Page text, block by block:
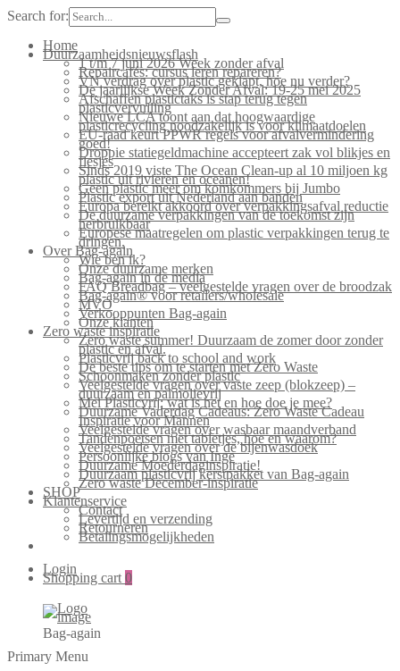
Search for:
Home
Duurzaamheidsnieuwsflash
1 t/m 7 juni 2026 Week zonder afval
Repaircafés: cursus leren repareren?
VN verdrag over plastic geklapt, hoe nu verder?
De jaarlijkse Week Zonder Afval: 19-25 mei 2025
Afschaffen plastictaks is stap terug tegen
plasticvervuiling
Nieuwe LCA toont aan dat hoogwaardige
plasticrecycling noodzakelijk is voor klimaatdoelen
EU-raad keurt PPWR regels voor afvalvermindering
goed!
Droppie statiegeldmachine accepteert zak vol blikjes en
flesjes
Sinds 2019 viste The Ocean Clean-up al 10 miljoen kg
plastic uit rivieren en oceanen!
Geen plastic meer om komkommers bij Jumbo
Plastic export uit Nederland aan banden
Europa bereikt akkoord over verpakkingsafval reductie
De duurzame verpakkingen van de toekomst zijn
herbruikbaar
Europese maatregelen om plastic verpakkingen terug te
dringen.
Over Bag-again
Wie ben ik?
Onze duurzame merken
Bag-again in de media
FAQ Breadbag – veelgestelde vragen over de broodzak
Bag-again® voor retailers/wholesale
MVO
Verkooppunten Bag-again
Onze klanten
Zero waste inspiratie
Zero waste summer! Duurzaam de zomer door zonder
plastic en afval.
Plasticvrij back to school and work
De beste tips om te starten met Zero Waste
Schoonmaken zonder plastic
Veelgestelde vragen over vaste zeep (blokzeep) –
duurzaam en palmolievrij
Mei Plasticvrij: wat is het en hoe doe je mee?
Duurzame Vaderdag Cadeaus: Zero Waste Cadeau
Inspiratie voor Mannen
Veelgestelde vragen over wasbaar maandverband
Tandenpoetsen met tabletjes, hoe en waarom?
Veelgestelde vragen over de bijenwasdoek
Persoonlijke blogs van Inge
Duurzame Moederdaginspiratie!
Duurzaam plasticvrij kerstpakket van Bag-again
Zero waste December-inspiratie
SHOP
Klantenservice
Contact
Levertijd en verzending
Retourneren
Betalingsmogelijkheden
Login
Shopping cart 0
Bag-again
Primary Menu